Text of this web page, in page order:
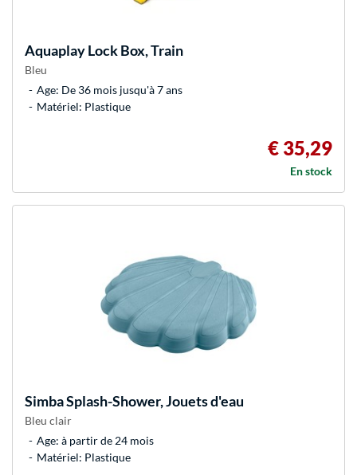
AquaplayLock Box, Train
Bleu
Age: De 36 mois jusqu'à 7 ans
Matériel: Plastique
€ 35,29
En stock
SimbaSplash-Shower, Jouets d'eau
Bleu clair
Age: à partir de 24 mois
Matériel: Plastique